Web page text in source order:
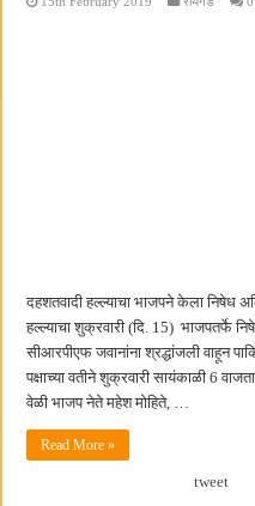
दहशतवादी हल्ल्याचा भाजपने केला निषेध
हल्ल्याचा शुक्रवारी (दि. 15) भाजपतर्फे
सीआरपीएफ जवानांना श्रद्धांजली वाहून
पक्षाच्या वतीने शुक्रवारी सायंकाळी 6
वेळी भाजप नेते महेश मोहिते, …
Read More »
tweet